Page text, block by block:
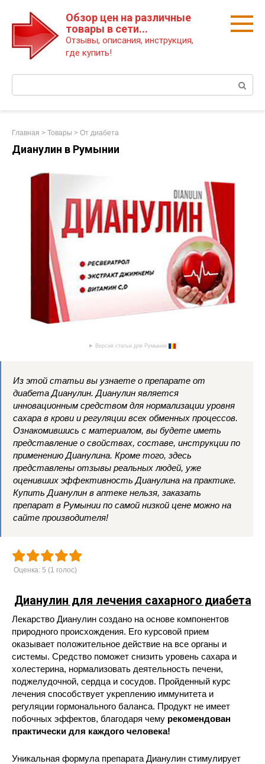
Обзор цен на различные
товары в сети...
Отзывы, описания, инструкция,
где купить!
Главная > Товары > От диабета
Дианулин в Румынии
Версия статьи для Румынии
Из этой статьи вы узнаете о препарате от
диабета Дианулин. Дианулин является
инновационным средством для нормализации уровня
сахара в крови и регуляции всех обменных процессов.
Ознакомившись с материалом, вы будете иметь
представление о свойствах, составе, инструкции по
применению Дианулина. Кроме того, здесь
представлены отзывы реальных людей, уже
оценивших эффективность Дианулина на практике.
Купить Дианулин в аптеке нельзя, заказать
препарат в Румынии по самой низкой цене можно на
сайте производителя!
Оценка: 5 (1 голос)
Дианулин для лечения сахарного диабета
Лекарство Дианулин создано на основе компонентов
природного происхождения. Его курсовой прием
оказывает положительное действие на все органы и
системы. Средство поможет снизить уровень сахара и
холестерина, нормализовать деятельность печени,
поджелудочной, сердца и сосудов. Пройденный курс
лечения способствует укреплению иммунитета и
регуляции гормонального баланса. Продукт не имеет
побочных эффектов, благодаря чему рекомендован
практически для каждого человека!
Уникальная формула препарата Дианулин стимулирует